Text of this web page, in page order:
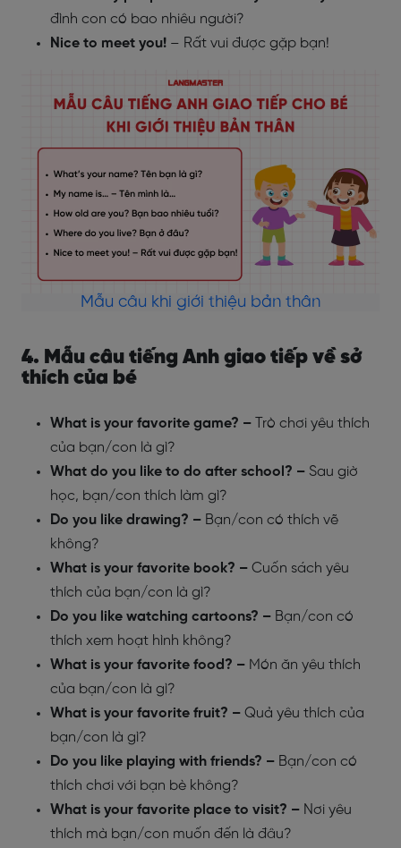
đình con có bao nhiêu người?
Nice to meet you! – Rất vui được gặp bạn!
Mẫu câu khi giới thiệu bản thân
4. Mẫu câu tiếng Anh giao tiếp về sở
thích của bé
What is your favorite game? –
Trò chơi yêu thích
của bạn/con là gì?
What do you like to do after school? – Sau giờ
học, bạn/con thích làm gì?
Do you like drawing? – Bạn/con có thích vẽ
không?
What is your favorite book? – Cuốn sách yêu
thích của bạn/con là gì?
Do you like watching cartoons? – Bạn/con có
thích xem hoạt hình không?
What is your favorite food? – Món ăn yêu thích
của bạn/con là gì?
What is your favorite fruit? – Quả yêu thích của
bạn/con là gì?
Do you like playing with friends? – Bạn/con có
thích chơi với bạn bè không?
What is your favorite place to visit? – Nơi yêu
thích mà bạn/con muốn đến là đâu?